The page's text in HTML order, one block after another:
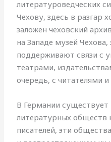
литературоведческих
Чехову, здесь в разгар
заложен чеховский
на Западе музей
поддерживают связи с
театрами,
очередь, с читателями
В Германии
литературных обществ
писателей, эти